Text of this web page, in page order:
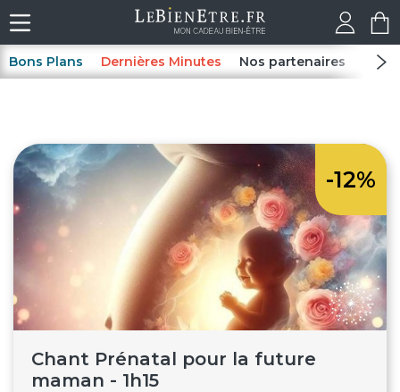
Bons Plans Dernières Minutes Nos partenaires Spas
-12%
Chant Prénatal pour la future
maman - 1h15